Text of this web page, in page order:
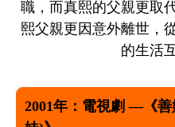
職，而真熙的父親更取
熙父親更因意外離世，
的生活
2001年：電視劇 —《